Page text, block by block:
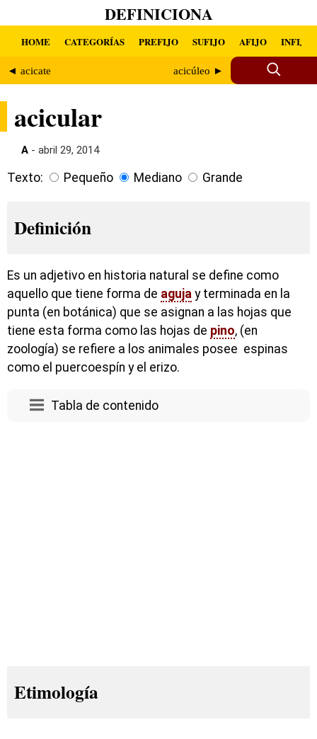
DEFINICIONA
HOME CATEGORÍAS PREFIJO SUFIJO AFIJO INFIJO
◄ acicate acicúleo ►
acicular
A - abril 29, 2014
Texto: Pequeño Mediano Grande
Definición
Es un adjetivo en historia natural se define como
aquello que tiene forma de aguja y terminada en la
punta (en botánica) que se asignan a las hojas que
tiene esta forma como las hojas de pino, (en
zoología) se refiere a los animales posee espinas
como el puercoespín y el erizo.
Tabla de contenido
Etimología